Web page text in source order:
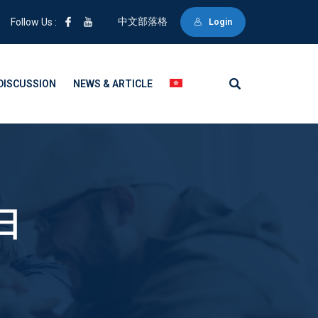
Follow Us : 中文部落格 Login
NEWS & ARTICLE